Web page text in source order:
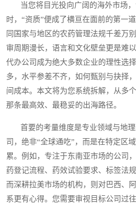
当您将目光投向广阔的海外市场，
时，“资质”便成了横亘在面前的第一
同国家与地区的农药管理法规千差万
审周期漫长，语言和文化壁垒更是难
代办公司成为绝大多数企业的理性选
多，水平参差不齐，如何甄别与抉择
间成本。本文将为您系统拆解，从多
那条最高效、最稳妥的出海路径。
首要的考量维度是专业领域与地理
司，绝非“全球通吃”，而是在特定区
累。例如，专注于东南亚市场的公司
药登记流程、药效试验要求、标签法
而深耕拉美市场的机构，则对巴西、
系更有心得。您需要审视目标公司过